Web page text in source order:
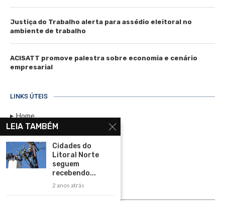
Justiça do Trabalho alerta para assédio eleitoral no
ambiente de trabalho
ACISATT promove palestra sobre economia e cenário
empresarial
LINKS ÚTEIS
Home
Assinar
Contato
Política de Privacidade
Rádio Maristela - Ao Vivo
LEIA TAMBÉM
Cidades do
Litoral Norte
seguem
recebendo...
2 anos atrás